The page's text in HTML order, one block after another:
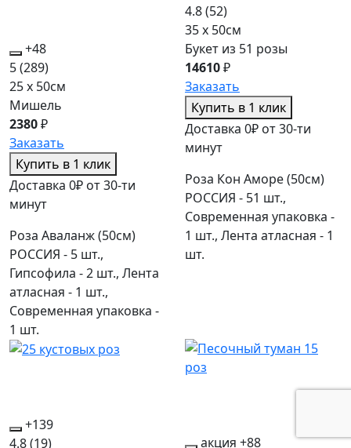
+48
5(289)
25 x 50см
Мишель
2380₽
Заказать
Купить в 1 клик
Доставка 0₽ от 30-ти
минут
Роза Аваланж (50см)
РОССИЯ - 5 шт.,
Гипсофила - 2 шт., Лента
атласная - 1 шт.,
Современная упаковка -
1 шт.
4.8(52)
35 x 50см
Букет из 51 розы
14610₽
Заказать
Купить в 1 клик
Доставка 0₽ от 30-ти
минут
Роза Кон Аморе (50см)
РОССИЯ - 51 шт.,
Современная упаковка -
1 шт., Лента атласная - 1
шт.
+139
4.8(19) акция +88